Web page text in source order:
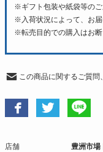
※ギフト包装や紙袋等のご
※入荷状況によって、お届
※転売目的での購入はお断
この商品に関するご質問、
店舗 豊洲市場